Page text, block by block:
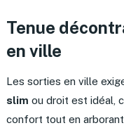
Tenue
en ville
Les sorties en ville
slim ou droit est idéal,
confort tout en